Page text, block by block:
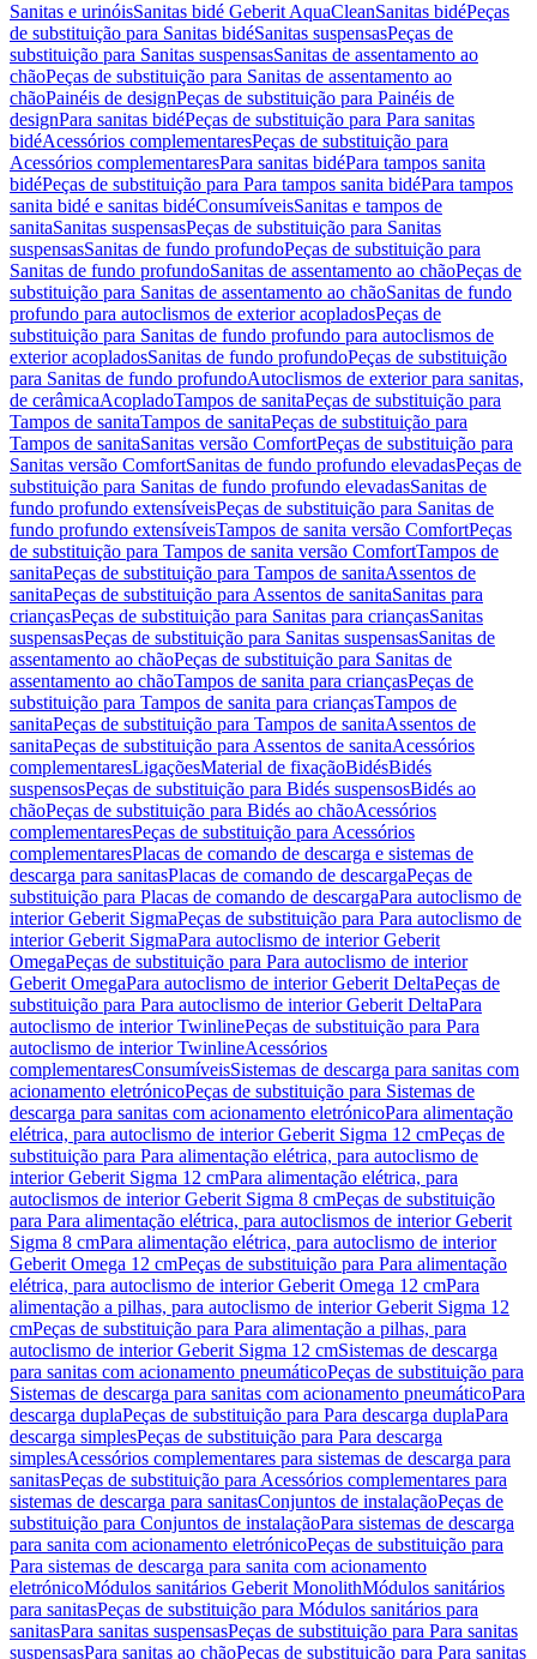
Sanitas e urinóisSanitas bidé Geberit AquaCleanSanitas bidéPeças
de substituição para Sanitas bidéSanitas suspensasPeças de
substituição para Sanitas suspensasSanitas de assentamento ao
chãoPeças de substituição para Sanitas de assentamento ao
chãoPainéis de designPeças de substituição para Painéis de
designPara sanitas bidéPeças de substituição para Para sanitas
bidéAcessórios complementaresPeças de substituição para
Acessórios complementaresPara sanitas bidéPara tampos sanita
bidéPeças de substituição para Para tampos sanita bidéPara tampos
sanita bidé e sanitas bidéConsumíveisSanitas e tampos de
sanitaSanitas suspensasPeças de substituição para Sanitas
suspensasSanitas de fundo profundoPeças de substituição para
Sanitas de fundo profundoSanitas de assentamento ao chãoPeças de
substituição para Sanitas de assentamento ao chãoSanitas de fundo
profundo para autoclismos de exterior acopladosPeças de
substituição para Sanitas de fundo profundo para autoclismos de
exterior acopladosSanitas de fundo profundoPeças de substituição
para Sanitas de fundo profundoAutoclismos de exterior para sanitas,
de cerâmicaAcopladoTampos de sanitaPeças de substituição para
Tampos de sanitaTampos de sanitaPeças de substituição para
Tampos de sanitaSanitas versão ComfortPeças de substituição para
Sanitas versão ComfortSanitas de fundo profundo elevadasPeças de
substituição para Sanitas de fundo profundo elevadasSanitas de
fundo profundo extensíveisPeças de substituição para Sanitas de
fundo profundo extensíveisTampos de sanita versão ComfortPeças
de substituição para Tampos de sanita versão ComfortTampos de
sanitaPeças de substituição para Tampos de sanitaAssentos de
sanitaPeças de substituição para Assentos de sanitaSanitas para
criançasPeças de substituição para Sanitas para criançasSanitas
suspensasPeças de substituição para Sanitas suspensasSanitas de
assentamento ao chãoPeças de substituição para Sanitas de
assentamento ao chãoTampos de sanita para criançasPeças de
substituição para Tampos de sanita para criançasTampos de
sanitaPeças de substituição para Tampos de sanitaAssentos de
sanitaPeças de substituição para Assentos de sanitaAcessórios
complementaresLigaçõesMaterial de fixaçãoBidésBidés
suspensosPeças de substituição para Bidés suspensosBidés ao
chãoPeças de substituição para Bidés ao chãoAcessórios
complementaresPeças de substituição para Acessórios
complementaresPlacas de comando de descarga e sistemas de
descarga para sanitasPlacas de comando de descargaPeças de
substituição para Placas de comando de descargaPara autoclismo de
interior Geberit SigmaPeças de substituição para Para autoclismo de
interior Geberit SigmaPara autoclismo de interior Geberit
OmegaPeças de substituição para Para autoclismo de interior
Geberit OmegaPara autoclismo de interior Geberit DeltaPeças de
substituição para Para autoclismo de interior Geberit DeltaPara
autoclismo de interior TwinlinePeças de substituição para Para
autoclismo de interior TwinlineAcessórios
complementaresConsumíveisSistemas de descarga para sanitas com
acionamento eletrónicoPeças de substituição para Sistemas de
descarga para sanitas com acionamento eletrónicoPara alimentação
elétrica, para autoclismo de interior Geberit Sigma 12 cmPeças de
substituição para Para alimentação elétrica, para autoclismo de
interior Geberit Sigma 12 cmPara alimentação elétrica, para
autoclismos de interior Geberit Sigma 8 cmPeças de substituição
para Para alimentação elétrica, para autoclismos de interior Geberit
Sigma 8 cmPara alimentação elétrica, para autoclismo de interior
Geberit Omega 12 cmPeças de substituição para Para alimentação
elétrica, para autoclismo de interior Geberit Omega 12 cmPara
alimentação a pilhas, para autoclismo de interior Geberit Sigma 12
cmPeças de substituição para Para alimentação a pilhas, para
autoclismo de interior Geberit Sigma 12 cmSistemas de descarga
para sanitas com acionamento pneumáticoPeças de substituição para
Sistemas de descarga para sanitas com acionamento pneumáticoPara
descarga duplaPeças de substituição para Para descarga duplaPara
descarga simplesPeças de substituição para Para descarga
simplesAcessórios complementares para sistemas de descarga para
sanitasPeças de substituição para Acessórios complementares para
sistemas de descarga para sanitasConjuntos de instalaçãoPeças de
substituição para Conjuntos de instalaçãoPara sistemas de descarga
para sanita com acionamento eletrónicoPeças de substituição para
Para sistemas de descarga para sanita com acionamento
eletrónicoMódulos sanitários Geberit MonolithMódulos sanitários
para sanitasPeças de substituição para Módulos sanitários para
sanitasPara sanitas suspensasPeças de substituição para Para sanitas
suspensasPara sanitas ao chãoPeças de substituição para Para sanitas